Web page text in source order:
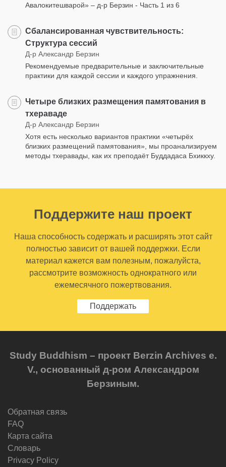
Авалокитешварой» – д-р Берзин - Часть 1 из 6
Сбалансированная чувствительность:
Структура сессий
Д-р Александр Берзин
Рекомендуемые предварительные и заключительные
практики для каждой сессии и каждого упражнения.
Четыре близких размещения памятования в
тхераваде
Д-р Александр Берзин
Хотя есть несколько вариантов практики «четырёх
близких размещений памятования», мы проанализируем
методы тхеравады, как их преподаёт Буддадаса Бхиккху.
Поддержите наш проект
Наша способность содержать и расширять этот сайт
полностью зависит от вашей поддержки. Если
материал кажется вам полезным, пожалуйста,
рассмотрите возможность однократного или
ежемесячного пожертвования.
Поддержать
Study Buddhism – проект Berzin Archives e.
V., основанный д-ром Александром
Берзиным.
Обратная связь
FAQ
Карта сайта
Словарь
Privacy Policy